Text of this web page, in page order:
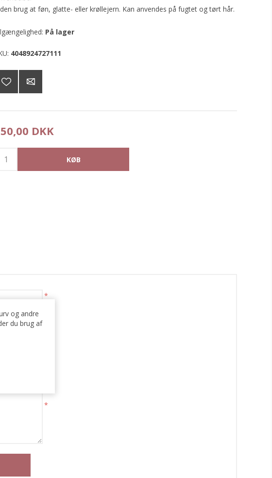
brug at føn, glatte- eller krøllejern. Kan anvendes på fugtet og tørt hår.
På lager
4048924727111
DKK
*
*
og andre
du brug af